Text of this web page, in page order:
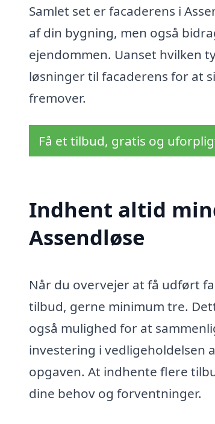
Samlet set er facaderens i
af din bygning, men også
ejendommen. Uanset hvilken
løsninger til facaderens for at
fremover.
Få et tilbud, gratis og
Indhent altid
Assendløse
Når du overvejer at få udført
tilbud, gerne minimum tre.
også mulighed for at
investering i
opgaven. At indhente flere
dine behov og forventninger.